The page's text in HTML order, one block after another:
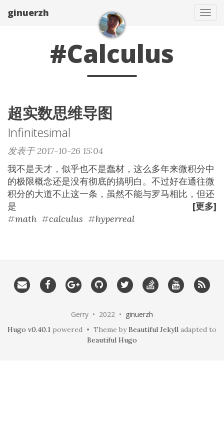
ginuerzh
#Calculus
超实数思维导图
Infinitesimal
发表于 2017-10-26 15:04
我不是天才，似乎也不是蠢材，这么多年来微积分中
的极限概念还是没有彻底的搞明白。不过好在通往微
积分的大道不止这一条，虽然不能与罗马相比，但还
是
[更多]
#math #calculus #hyperreal
Gerry • 2022 • ginuerzh
Hugo v0.40.1 powered • Theme byBeautiful Jekyll adapted to
Beautiful Hugo